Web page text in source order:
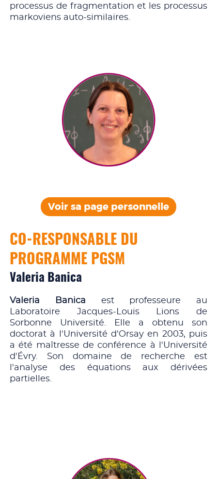
processus de fragmentation et les processus
markoviens auto-similaires.
Voir sa page personnelle
Valeria Banica
CO-RESPONSABLE DU
PROGRAMME PGSM
Valeria Banica est professeure au
Laboratoire Jacques-Louis Lions de
Sorbonne Université. Elle a obtenu son
doctorat à l'Université d'Orsay en 2003, puis
a été maîtresse de conférence à l'Université
d'Évry. Son domaine de recherche est
l'analyse des équations aux dérivées
partielles.